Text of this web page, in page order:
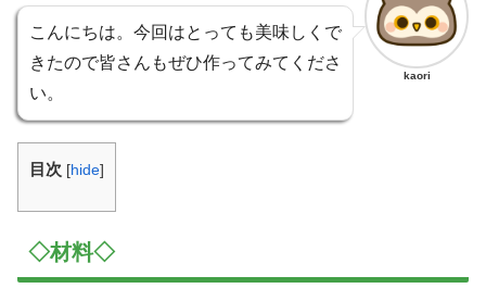
こんにちは。今回はとっても美味しくで
きたので皆さんもぜひ作ってみてくださ
い。
kaori
目次 [hide]
◇材料◇